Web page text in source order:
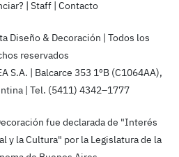
Staff| Contacto
Diseño & Decoración | Todos los
reservados
S.A. | Balcarce 353 1ºB (C1064AA),
| Tel. (5411) 4342–1777
fue declarada de "Interés
y la Cultura" por la Legislatura de la